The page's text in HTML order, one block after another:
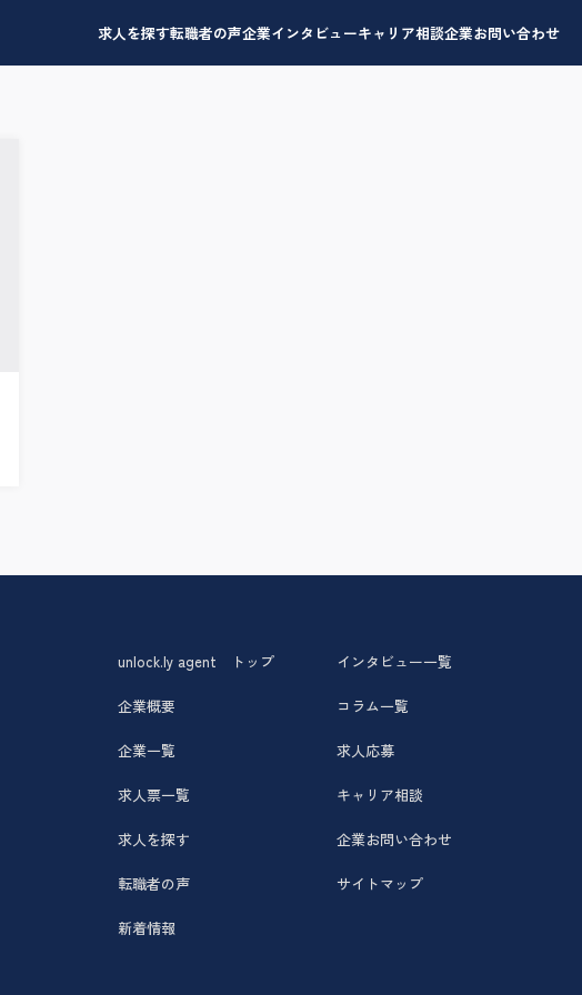
求人を探す転職者の声企業インタビューキャリア相談企業お問い合わせ
unlock.ly agent トップ
企業概要
企業一覧
求人票一覧
求人を探す
転職者の声
新着情報
インタビュー一覧
コラム一覧
求人応募
キャリア相談
企業お問い合わせ
サイトマップ